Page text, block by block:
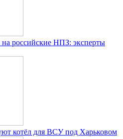
российские НПЗ: эксперты
котёл для ВСУ под Харьковом